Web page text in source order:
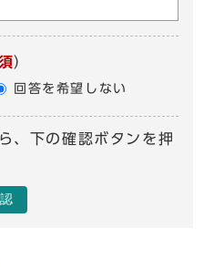
）
回答を希望しない
、下の確認ボタンを押